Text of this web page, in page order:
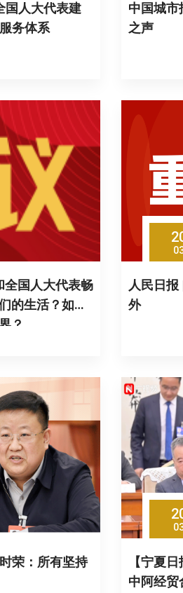
国人大代表建
务体系
中国城市
之声
的生活？如何
？
人民日
外
荣：所有坚持
【宁夏
中阿经贸